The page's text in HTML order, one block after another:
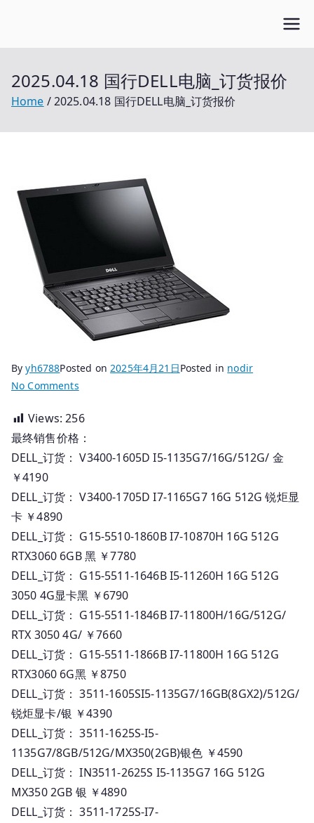
2025.04.18 国行DELL电脑_订货报价
Home 2025.04.18 国行DELL电脑_订货报价
Byyh6788Posted on2025年4月21日Posted in nodir
No Commentson
国
行
DELL
脑
货
报
价
Views: 256
最终销售价格：
DELL_订货： V3400-1605D I5-1135G7/16G/512G/ 金
￥4190
DELL_订货： V3400-1705D I7-1165G7 16G 512G 锐炬显
卡 ￥4890
DELL_订货： G15-5510-1860B I7-10870H 16G 512G
RTX3060 6GB 黑 ￥7780
DELL_订货： G15-5511-1646B I5-11260H 16G 512G
3050 4G显卡黑 ￥6790
DELL_订货： G15-5511-1846B I7-11800H/16G/512G/
RTX 3050 4G/ ￥7660
DELL_订货： G15-5511-1866B I7-11800H 16G 512G
RTX3060 6G黑 ￥8750
DELL_订货： 3511-1605SI5-1135G7/16GB(8GX2)/512G/
锐炬显卡/银 ￥4390
DELL_订货： 3511-1625S-I5-
1135G7/8GB/512G/MX350(2GB)银色 ￥4590
DELL_订货： IN3511-2625S I5-1135G7 16G 512G
MX350 2GB 银 ￥4890
DELL_订货： 3511-1725S-I7-